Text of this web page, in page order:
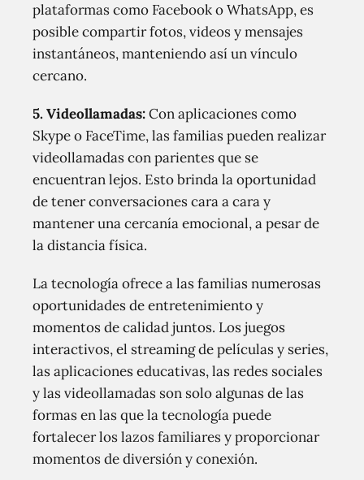
plataformas como Facebook o WhatsApp, es
posible compartir fotos, videos y mensajes
instantáneos, manteniendo así un vínculo
cercano.
5. Videollamadas:Con aplicaciones como
Skype o FaceTime, las familias pueden realizar
videollamadas con parientes que se
encuentran lejos. Esto brinda la oportunidad
de tener conversaciones cara a cara y
mantener una cercanía emocional, a pesar de
la distancia física.
La tecnología ofrece a las familias numerosas
oportunidades de entretenimiento y
momentos de calidad juntos. Los juegos
interactivos, el streaming de películas y series,
las aplicaciones educativas, las redes sociales
y las videollamadas son solo algunas de las
formas en las que la tecnología puede
fortalecer los lazos familiares y proporcionar
momentos de diversión y conexión.